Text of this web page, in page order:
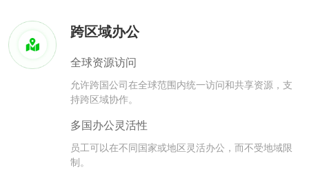
跨区域办公
全球资源访问
允许跨国公司在全球范围内统一访问和共享资源，支
持跨区域协作。
多国办公灵活性
员工可以在不同国家或地区灵活办公，而不受地域限
制。